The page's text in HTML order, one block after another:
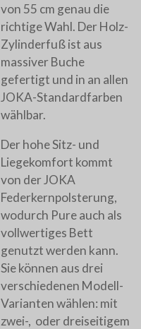
von 55 cm genau die
richtige Wahl. Der Holz-
Zylinderfuß ist aus
massiver Buche
gefertigt und in an allen
JOKA-Standardfarben
wählbar.
Der hohe Sitz- und
Liegekomfort kommt
von der JOKA
Federkernpolsterung,
wodurch Pure auch als
vollwertiges Bett
genutzt werden kann.
Sie können aus drei
verschiedenen Modell-
Varianten wählen: mit
zwei-, oder dreiseitigem